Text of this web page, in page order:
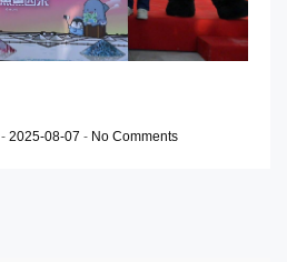
- 2025-08-07 - No Comments